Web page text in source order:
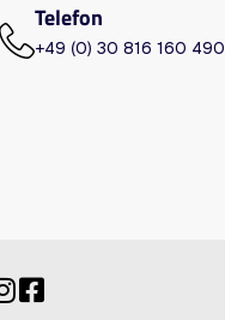
Telefon
+49 (0) 30 816 160 490